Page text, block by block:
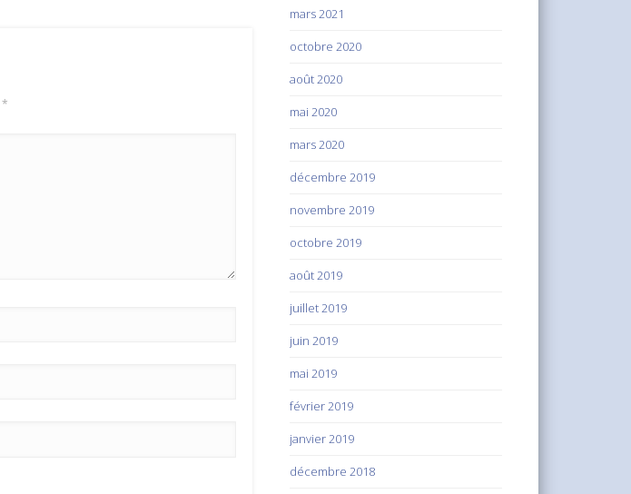
*
mars 2021
octobre 2020
août 2020
mai 2020
mars 2020
décembre 2019
novembre 2019
octobre 2019
août 2019
juillet 2019
juin 2019
mai 2019
février 2019
janvier 2019
décembre 2018